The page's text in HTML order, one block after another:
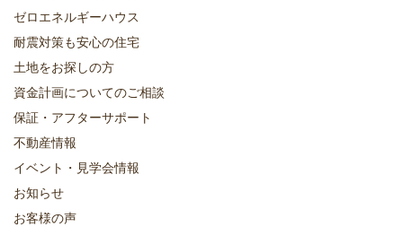
ゼロエネルギーハウス
耐震対策も安心の住宅
土地をお探しの方
資金計画についてのご相談
保証・アフターサポート
不動産情報
イベント・見学会情報
お知らせ
お客様の声